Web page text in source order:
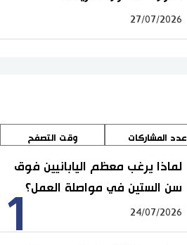
27/07/2026
عدد المشاركات وقت التصفح
1
لماذا يرغب معظم اليابانيين فوق
سن الستين في مواصلة العمل؟
24/07/2026